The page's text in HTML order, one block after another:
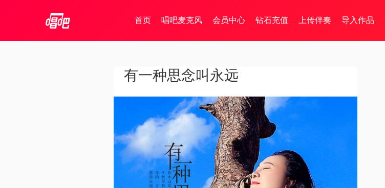
首页 唱吧麦克风 会员中心 钻石充值 上传伴奏 导入作品
有一种思念叫永远